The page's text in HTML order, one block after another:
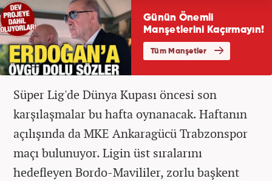
Süper Lig'de Dünya Kupası öncesi son
karşılaşmalar bu hafta oynanacak. Haftanın
açılışında da MKE Ankaragücü Trabzonspor
maçı bulunuyor. Ligin üst sıralarını
hedefleyen Bordo-Mavililer, zorlu başkent